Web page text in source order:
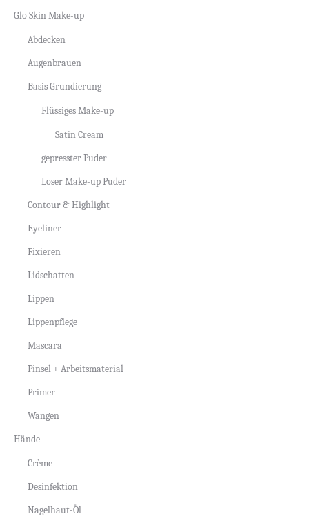
Glo Skin Make-up
Abdecken
Augenbrauen
Basis Grundierung
Flüssiges Make-up
Satin Cream
gepresster Puder
Loser Make-up Puder
Contour & Highlight
Eyeliner
Fixieren
Lidschatten
Lippen
Lippenpflege
Mascara
Pinsel + Arbeitsmaterial
Primer
Wangen
Hände
Crème
Desinfektion
Nagelhaut-Öl